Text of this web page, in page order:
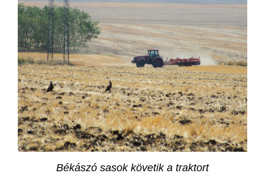
Békászó sasok követik a traktort